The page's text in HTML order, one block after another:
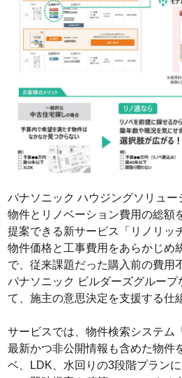
パナソニック ハウジングソリュー
物件とリノベーション費用の総額
提案できる新サービス「リノリッ
物件価格と工事費用をあらかじめ
で、従来課題だった購入前の費用
パナソニック ビルダーズグループ
て、施主の意思決定を支援する仕
サービスでは、物件検索システム
最新かつ非公開情報も含めた物件
ベ、LDK、水回りの3段階プラン